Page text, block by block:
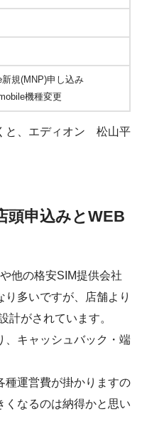
新規(MNP)申し込み
機種変更
と、エディオン 松山平
頭申込みとWEB
他の格安SIM提供会社
り多いですが、店舗より
計がされています。
、キャッシュバック・端
種運営費が掛かりますの
くなるのは納得かと思い